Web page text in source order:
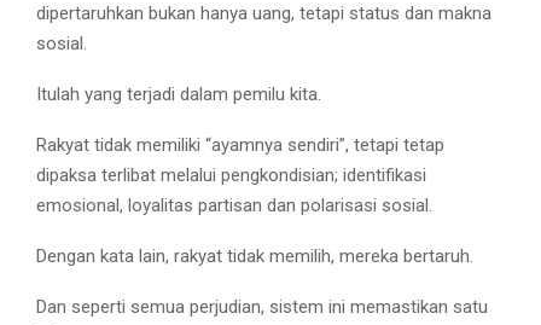
dipertaruhkan bukan hanya uang, tetapi status dan makna
sosial.
Itulah yang terjadi dalam pemilu kita.
Rakyat tidak memiliki “ayamnya sendiri”, tetapi tetap
dipaksa terlibat melalui pengkondisian; identifikasi
emosional, loyalitas partisan dan polarisasi sosial.
Dengan kata lain, rakyat tidak memilih, mereka bertaruh.
Dan seperti semua perjudian, sistem ini memastikan satu